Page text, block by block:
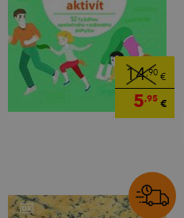
14,90€
5,95€